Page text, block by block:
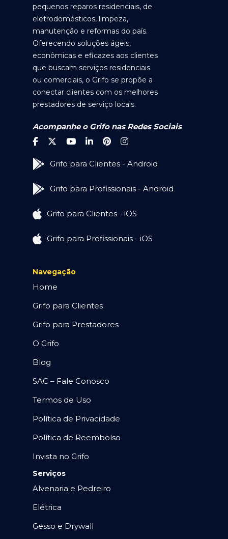
pequenos reparos residenciais, de
eletrodomésticos, limpeza,
manutenção e reformas do país.
Oferecendo soluções ágeis,
econômicas e eficazes aos clientes
que buscam serviços residenciais
ou comerciais, o Grifo se propõe a
conectar clientes com os melhores
prestadores de serviço locais.
Acompanhe o Grifo nas Redes Sociais
Grifo para Clientes - Android
Grifo para Profissionais - Android
Grifo para Clientes - iOS
Grifo para Profissionais - iOS
Navegação
Home
Grifo para Clientes
Grifo para Prestadores
O Grifo
Blog
SAC – Fale Conosco
Termos de Uso
Política de Privacidade
Política de Reembolso
Invista no Grifo
Serviços
Alvenaria e Pedreiro
Elétrica
Gesso e Drywall